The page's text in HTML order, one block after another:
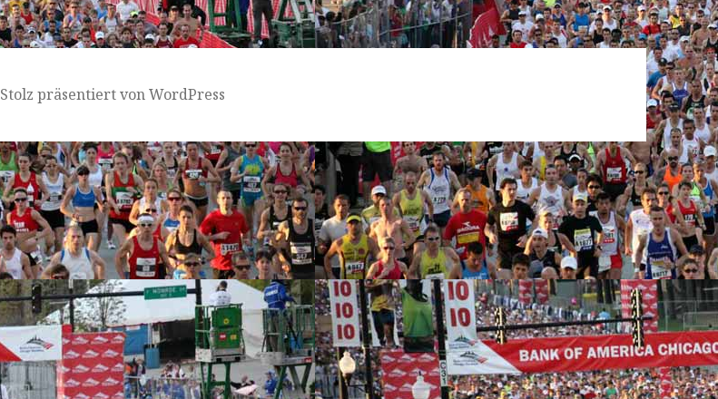
Stolz präsentiert von WordPress